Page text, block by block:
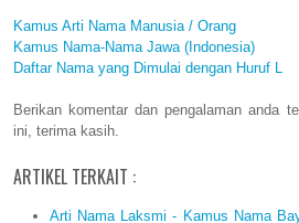
Kamus Arti Nama Manusia / Orang
Kamus Nama-Nama Jawa (Indonesia)
Daftar Nama yang Dimulai dengan Huruf L
Berikan komentar dan pengalaman anda
ini, terima kasih.
ARTIKEL TERKAIT :
Arti Nama Laksmi - Kamus Nama